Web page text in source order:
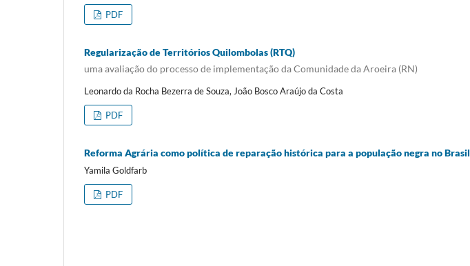
PDF
Regularização de Territórios Quilombolas (RTQ)
uma avaliação do processo de implementação da Comunidade da Aroeira (RN)
Leonardo da Rocha Bezerra de Souza, João Bosco Araújo da Costa
PDF
Reforma Agrária como política de reparação histórica para a população negra no Brasil
Yamila Goldfarb
PDF